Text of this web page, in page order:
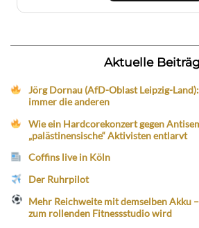
Aktuelle
Jörg Dornau (AfD-Oblast Leipzig-
immer die anderen
Wie ein Hardcorekonzert gegen
„palästinensische“ Aktivisten entlarvt
Coffins live in Köln
Der Ruhrpilot
Mehr Reichweite mit demselben Akku
zum rollenden Fitnessstudio wird